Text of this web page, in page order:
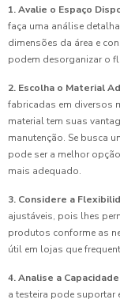
1. Avalie o Espaço
faça uma análise
dimensões da área e
podem desorganizar o
2. Escolha o Material
fabricadas em diversos
material tem suas
manutenção. Se busca
pode ser a melhor
mais adequado.
3. Considere a
ajustáveis, pois lhes
produtos conforme as
útil em lojas que
4. Analise a
a testeira pode suportar